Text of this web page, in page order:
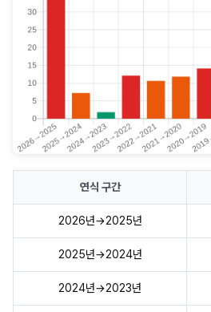
연식 구간
2026년→2025년
2025년→2024년
2024년→2023년